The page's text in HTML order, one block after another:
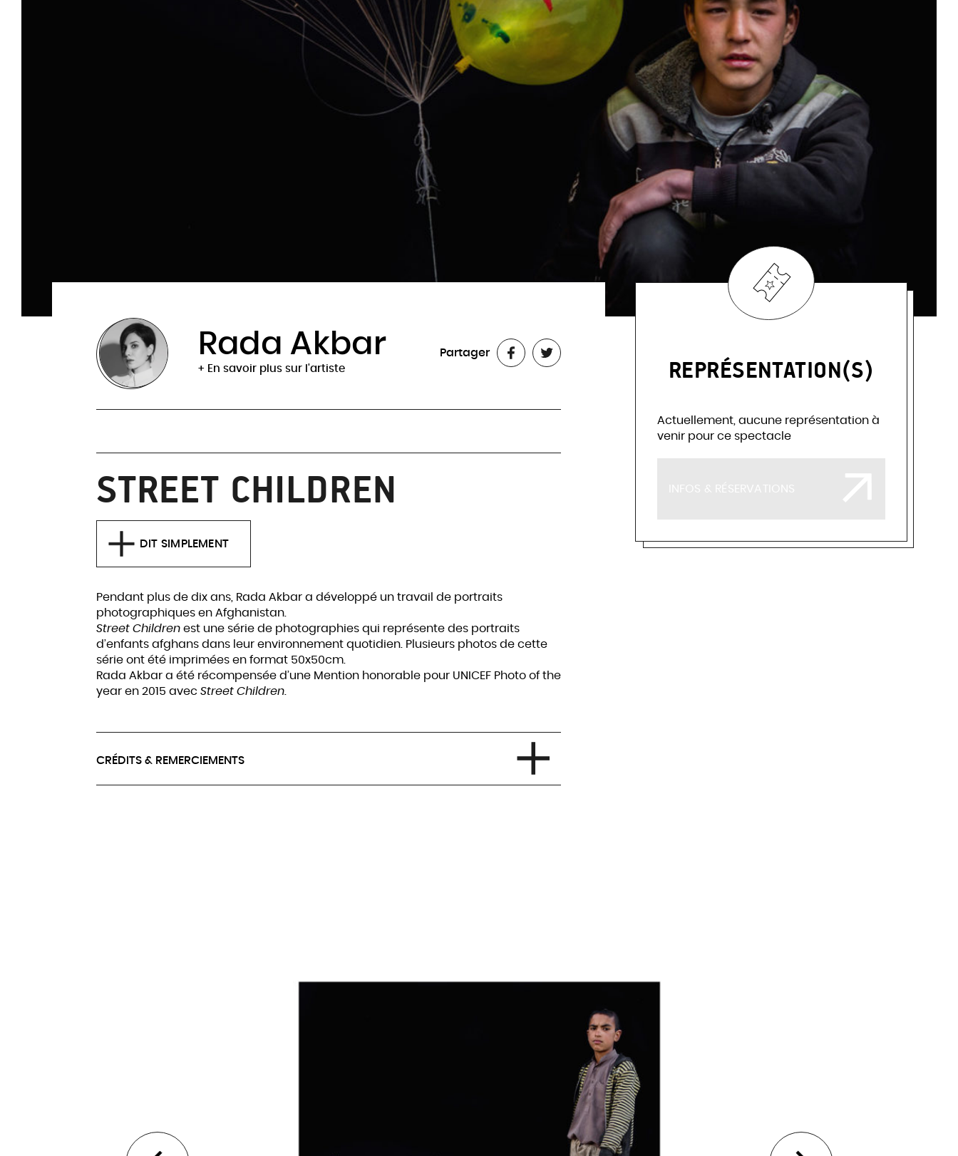
REPRÉSENTATION(S)
Actuellement, aucune représentation à
venir pour ce spectacle
Rada Akbar
+ En savoir plus sur l'artiste
Partager
STREET CHILDREN
DIT SIMPLEMENT
Pendant plus de dix ans, Rada Akbar a développé un travail de portraits
photographiques en Afghanistan.
Street Childrenest une série de photographies qui représente des portraits
d’enfants afghans dans leur environnement quotidien. Plusieurs photos de cette
série ont été imprimées en format 50x50cm.
Rada Akbar a été récompensée d’une Mention honorable pour UNICEF Photo of the
year en 2015 avec Street Children.
CRÉDITS & REMERCIEMENTS